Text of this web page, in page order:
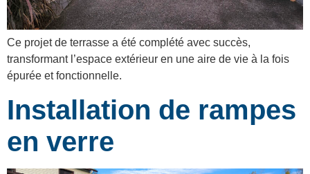
Ce projet de terrasse a été complété avec succès,
transformant l’espace extérieur en une aire de vie à la fois
épurée et fonctionnelle.
Installation de rampes
en verre